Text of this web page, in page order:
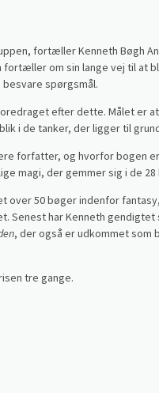
fortæller Kenneth Bøgh
fortæller om sin lange vej til
spørgsmål.
efter dette. Målet er
i de tanker, der ligger til
forfatter, og hvorfor bogen
magi, der gemmer sig i de 28
over 50 bøger indenfor
Senest har Kenneth
, der også er udkommet
tre gange.